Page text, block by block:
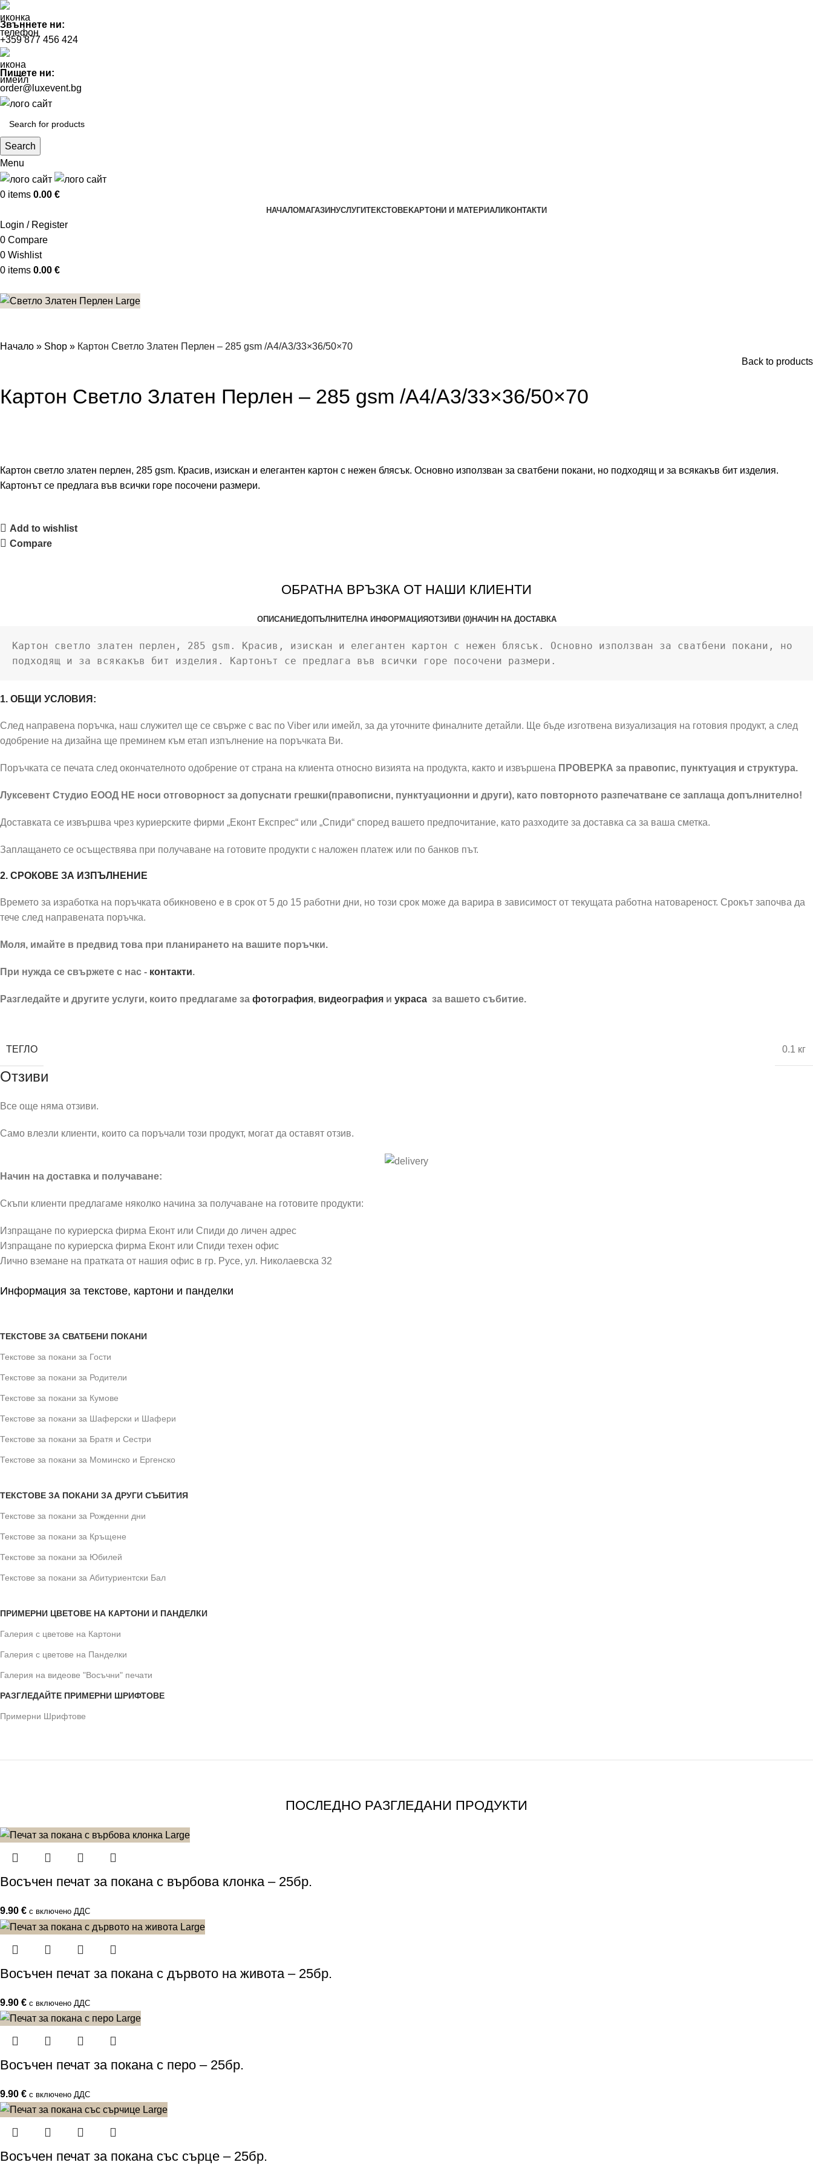
Звъннете ни:
+359 877 456 424
Пишете ни:
order@luxevent.bg
Search
Menu
0 items 0.00 €
НАЧАЛОМАГАЗИНУСЛУГИТЕКСТОВЕKАРТОНИ И МАТЕРИАЛИКОНТАКТИ
Login / Register
0 Compare
0 Wishlist
0 items 0.00 €
Начало » Shop » Картон Светло Златен Перлен – 285 gsm /А4/А3/33×36/50×70
Back to products
Картон Светло Златен Перлен – 285 gsm /А4/А3/33×36/50×70
Картон светло златен перлен, 285 gsm. Красив, изискан и елегантен картон с нежен блясък. Основно използван за сватбени покани, но подходящ и за всякакъв бит изделия.
Картонът се предлага във всички горе посочени размери.
Add to wishlist
Compare
ОБРАТНА ВРЪЗКА ОТ НАШИ КЛИЕНТИ
ОПИСАНИЕДОПЪЛНИТЕЛНА ИНФОРМАЦИЯОТЗИВИ (0)НАЧИН НА ДОСТАВКА
Картон светло златен перлен, 285 gsm. Красив, изискан и елегантен картон с нежен блясък. Основно използван за сватбени покани, но
подходящ и за всякакъв бит изделия. Картонът се предлага във всички горе посочени размери.
1. ОБЩИ УСЛОВИЯ:
След направена поръчка, наш служител ще се свърже с вас по Viber или имейл, за да уточните финалните детайли. Ще бъде изготвена визуализация на готовия продукт, а след
одобрение на дизайна ще преминем към етап изпълнение на поръчката Ви.
Поръчката се печата след окончателното одобрение от страна на клиента относно визията на продукта, както и извършена ПРОВЕРКА за правопис, пунктуация и структура.
Луксевент Студио ЕООД НЕ носи отговорност за допуснати грешки(правописни, пунктуационни и други), като повторното разпечатване се заплаща допълнително!
Доставката се извършва чрез куриерските фирми „Еконт Експрес“ или „Спиди“ според вашето предпочитание, като разходите за доставка са за ваша сметка.
Заплащането се осъществява при получаване на готовите продукти с наложен платеж или по банков път.
2. СРОКОВЕ ЗА ИЗПЪЛНЕНИЕ
Времето за изработка на поръчката обикновено е в срок от 5 до 15 работни дни, но този срок може да варира в зависимост от текущата работна натовареност. Срокът започва да
тече след направената поръчка.
Моля, имайте в предвид това при планирането на вашите поръчки.
При нужда се свържете с нас - контакти.
Разгледайте и другите услуги, които предлагаме за фотография, видеография и украса за вашето събитие.
ТЕГЛО 0.1 кг
Отзиви
Все още няма отзиви.
Само влезли клиенти, които са поръчали този продукт, могат да оставят отзив.
Начин на доставка и получаване:
Скъпи клиенти предлагаме няколко начина за получаване на готовите продукти:
Изпращане по куриерска фирма Еконт или Спиди до личен адрес
Изпращане по куриерска фирма Еконт или Спиди техен офис
Лично вземане на пратката от нашия офис в гр. Русе, ул. Николаевска 32
Информация за текстове, картони и панделки
ТЕКСТОВЕ ЗА СВАТБЕНИ ПОКАНИ
Текстове за покани за Гости
Текстове за покани за Родители
Текстове за покани за Кумове
Текстове за покани за Шаферски и Шафери
Текстове за покани за Братя и Сестри
Текстове за покани за Моминско и Ергенско
ТЕКСТОВЕ ЗА ПОКАНИ ЗА ДРУГИ СЪБИТИЯ
Текстове за покани за Рожденни дни
Текстове за покани за Кръщене
Текстове за покани за Юбилей
Текстове за покани за Абитуриентски Бал
ПРИМЕРНИ ЦВЕТОВЕ НА КАРТОНИ И ПАНДЕЛКИ
Галерия с цветове на Картони
Галерия с цветове на Панделки
Галерия на видеове "Восъчни" печати
РАЗГЛЕДАЙТЕ ПРИМЕРНИ ШРИФТОВЕ
Примерни Шрифтове
ПОСЛЕДНО РАЗГЛЕДАНИ ПРОДУКТИ
Восъчен печат за покана с върбова клонка – 25бр.
9.90 € с включено ДДС
Восъчен печат за покана с дървото на живота – 25бр.
9.90 € с включено ДДС
Восъчен печат за покана с перо – 25бр.
9.90 € с включено ДДС
Восъчен печат за покана със сърце – 25бр.